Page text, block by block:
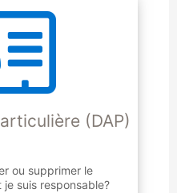
(DAP)
ou supprimer le
suis responsable?